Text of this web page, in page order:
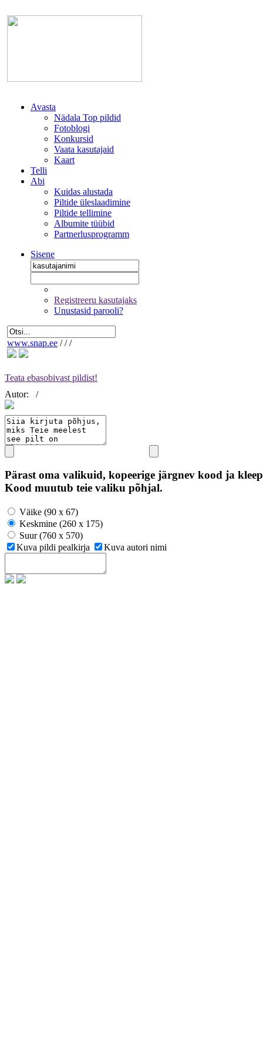
Avasta
Nädala Top pildid
Fotoblogi
Konkursid
Vaata kasutajaid
Kaart
Telli
Abi
Kuidas alustada
Piltide üleslaadimine
Piltide tellimine
Albumite tüübid
Partnerlusprogramm
Sisene
Registreeru kasutajaks
Unustasid parooli?
www.snap.ee / / /
Teata ebasobivast pildist!
Autor:
/
Pärast oma valikuid, kopeerige järgnev kood ja
Kood muutub teie valiku põhjal.
Väike (90 x 67)
Keskmine (260 x 175)
Suur (760 x 570)
Kuva pildi pealkirja
Kuva autori nimi